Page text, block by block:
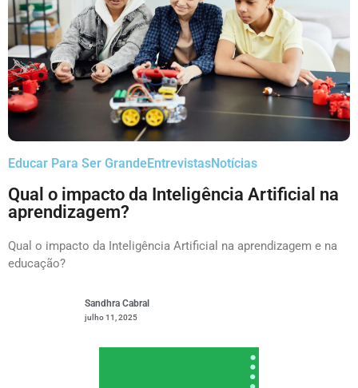
Educar Para Ser GrandeEntrevistasNotícias
Qual o impacto da Inteligência Artificial na
aprendizagem?
Qual o impacto da Inteligência Artificial na aprendizagem e na
educação?
Sandhra Cabral
julho 11, 2025